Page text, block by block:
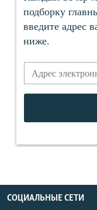
СОЦИАЛЬНЫЕ СЕТИ